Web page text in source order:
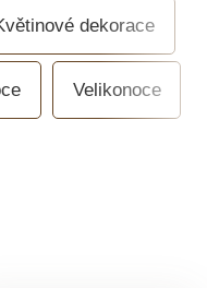
dekorace
Velikonoce